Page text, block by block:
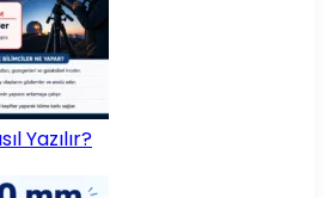
Yazılır?